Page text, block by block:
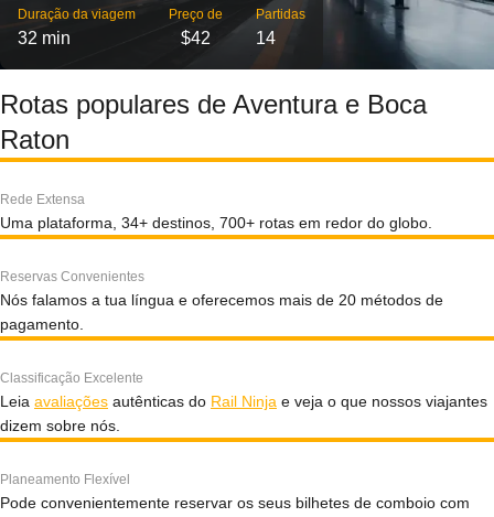
Duração da viagem
32 min
Preço de
$42
Partidas
14
Rotas populares de Aventura e Boca
Raton
Rede Extensa
Uma plataforma, 34+ destinos, 700+ rotas em redor do globo.
Reservas Convenientes
Nós falamos a tua língua e oferecemos mais de 20 métodos de
pagamento.
Classificação Excelente
Leia avaliações autênticas do Rail Ninja e veja o que nossos viajantes
dizem sobre nós.
Planeamento Flexível
Pode convenientemente reservar os seus bilhetes de comboio com